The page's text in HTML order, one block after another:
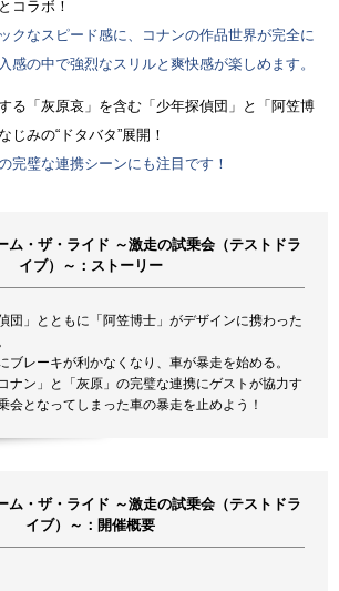
コラボ！
クなスピード感に、コナンの作品世界が完全に
感の中で強烈なスリルと爽快感が楽しめます。
る「灰原哀」を含む「少年探偵団」と「阿笠博
みの“ドタバタ”展開！
完璧な連携シーンにも注目です！
ム・ザ・ライド ～激走の試乗会（テストドラ
イブ）～：ストーリー
団」とともに「阿笠博士」がデザインに携わった
ブレーキが利かなくなり、車が暴走を始める。
ナン」と「灰原」の完璧な連携にゲストが協力す
会となってしまった車の暴走を止めよう！
ム・ザ・ライド ～激走の試乗会（テストドラ
イブ）～：開催概要